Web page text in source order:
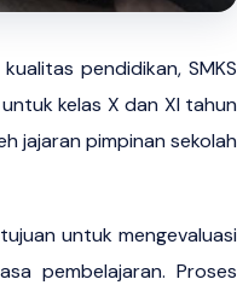
pendidikan, SMKS
kelas X dan XI tahun
jajaran pimpinan sekolah
untuk mengevaluasi
pembelajaran. Proses